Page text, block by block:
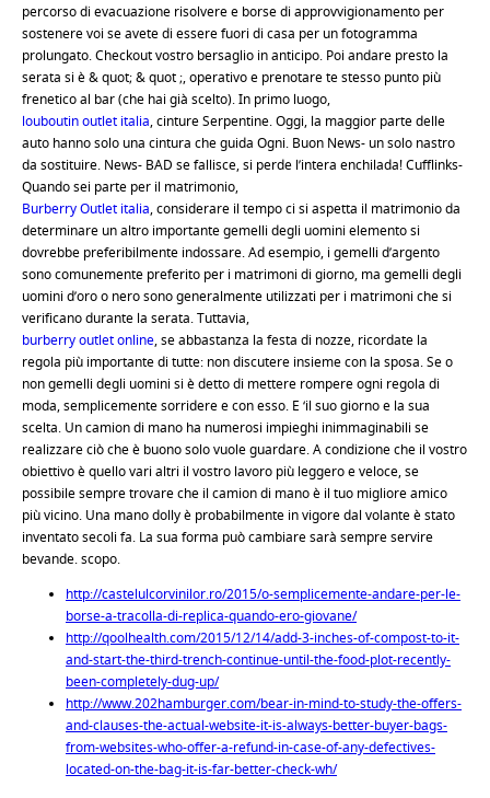
percorso di evacuazione risolvere e borse di approvvigionamento per
sostenere voi se avete di essere fuori di casa per un fotogramma
prolungato. Checkout vostro bersaglio in anticipo. Poi andare presto la
serata si è & quot; & quot ;, operativo e prenotare te stesso punto più
frenetico al bar (che hai già scelto). In primo luogo,
louboutin outlet italia, cinture Serpentine. Oggi, la maggior parte delle
auto hanno solo una cintura che guida Ogni. Buon News- un solo nastro
da sostituire. News- BAD se fallisce, si perde l’intera enchilada! Cufflinks-
Quando sei parte per il matrimonio,
Burberry Outlet italia, considerare il tempo ci si aspetta il matrimonio da
determinare un altro importante gemelli degli uomini elemento si
dovrebbe preferibilmente indossare. Ad esempio, i gemelli d’argento
sono comunemente preferito per i matrimoni di giorno, ma gemelli degli
uomini d’oro o nero sono generalmente utilizzati per i matrimoni che si
verificano durante la serata. Tuttavia,
burberry outlet online, se abbastanza la festa di nozze, ricordate la
regola più importante di tutte: non discutere insieme con la sposa. Se o
non gemelli degli uomini si è detto di mettere rompere ogni regola di
moda, semplicemente sorridere e con esso. E ‘il suo giorno e la sua
scelta. Un camion di mano ha numerosi impieghi inimmaginabili se
realizzare ciò che è buono solo vuole guardare. A condizione che il vostro
obiettivo è quello vari altri il vostro lavoro più leggero e veloce, se
possibile sempre trovare che il camion di mano è il tuo migliore amico
più vicino. Una mano dolly è probabilmente in vigore dal volante è stato
inventato secoli fa. La sua forma può cambiare sarà sempre servire
bevande. scopo.
http://castelulcorvinilor.ro/2015/o-semplicemente-andare-per-le-
borse-a-tracolla-di-replica-quando-ero-giovane/
http://qoolhealth.com/2015/12/14/add-3-inches-of-compost-to-it-
and-start-the-third-trench-continue-until-the-food-plot-recently-
been-completely-dug-up/
http://www.202hamburger.com/bear-in-mind-to-study-the-offers-
and-clauses-the-actual-website-it-is-always-better-buyer-bags-
from-websites-who-offer-a-refund-in-case-of-any-defectives-
located-on-the-bag-it-is-far-better-check-wh/